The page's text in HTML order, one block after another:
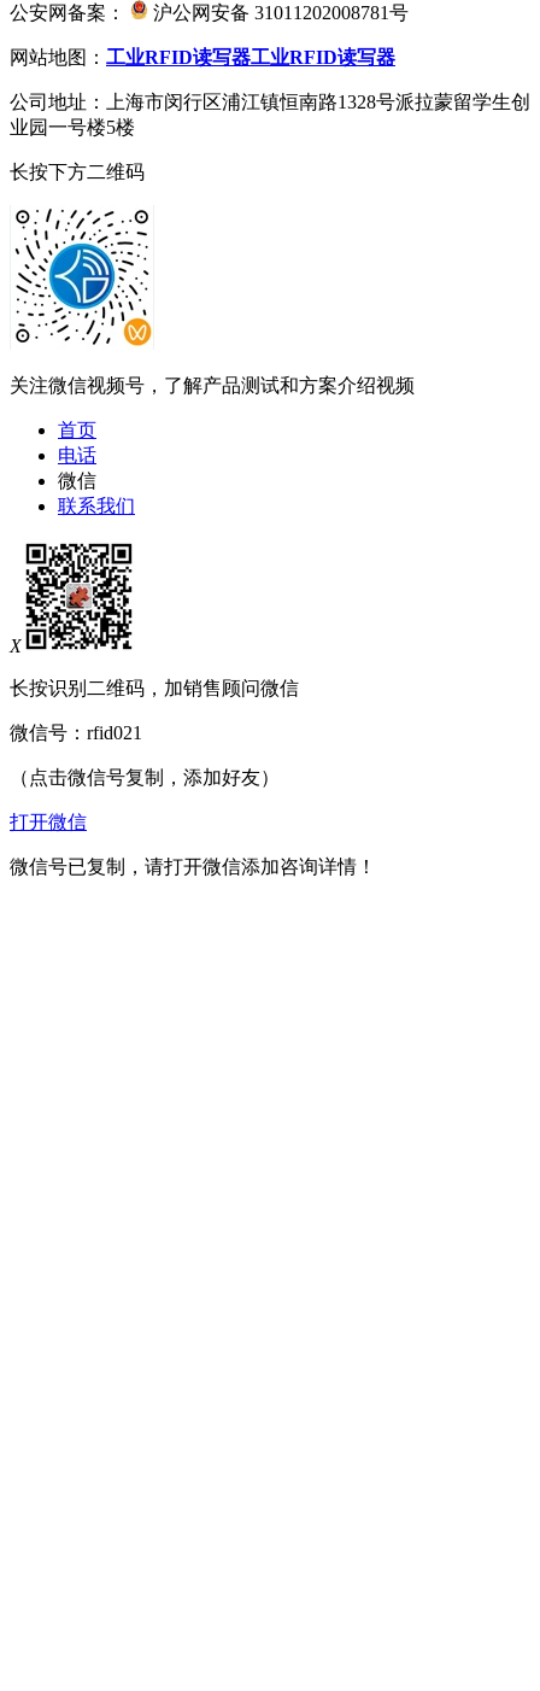
公安网备案： 沪公网安备 31011202008781号
网站地图： 工业RFID读写器工业RFID读写器
公司地址：上海市闵行区浦江镇恒南路1328号派拉蒙留学生创
业园一号楼5楼
长按下方二维码
关注微信视频号，了解产品测试和方案介绍视频
首页
电话
微信
联系我们
X
长按识别二维码，加销售顾问微信
微信号： rfid021
（点击微信号复制，添加好友）
打开微信
微信号已复制，请打开微信添加咨询详情！